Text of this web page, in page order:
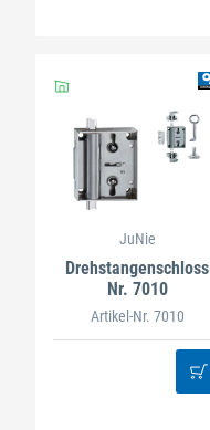
JuNie
Drehstangenschloss
Nr. 7010
Artikel-Nr. 7010